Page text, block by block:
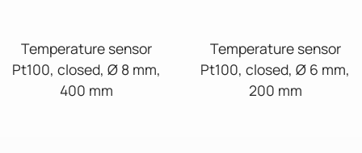
Temperature sensor
Pt100, closed, Ø 8 mm,
400 mm
Temperature sensor
Pt100, closed, Ø 6 mm,
200 mm